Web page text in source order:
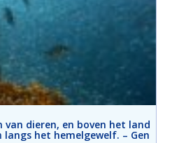
dieren, en boven het land
langs het hemelgewelf. – Gen